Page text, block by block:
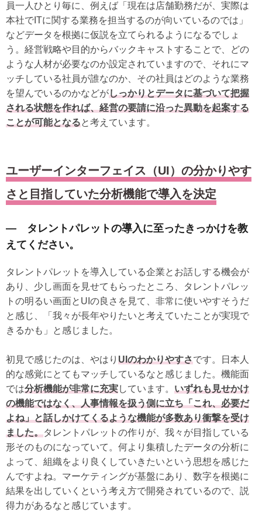
員一人ひとり毎に、例えば「現在は店舗勤務だが、実際は
本社でITに関する業務を担当するのが向いているのでは」
などデータを根拠に仮説を立てられるようになるでしょ
う。経営戦略や目的からバックキャストすることで、どの
ような人材が必要なのか設定されていますので、それにマ
ッチしている社員が誰なのか、その社員はどのような業務
を望んでいるのかなどがしっかりとデータに基づいて把握
される状態を作れば、経営の要請に沿った異動を起案する
ことが可能となると考えています。
ユーザーインターフェイス（UI）の分かりやす
さと目指していた分析機能で導入を決定
― タレントパレットの導入に至ったきっかけを教
えてください。
タレントパレットを導入している企業とお話しする機会が
あり、少し画面を見せてもらったところ、タレントパレッ
トの明るい画面とUIの良さを見て、非常に使いやすそうだ
と感じ、「我々が長年やりたいと考えていたことが実現で
きるかも」と感じました。
初見で感じたのは、やはり UIのわかりやすさです。日本人
的な感覚にとてもマッチしているなと感じました。機能面
では分析機能が非常に充実しています。 いずれも見せかけ
の機能ではなく、人事情報を扱う側に立ち「これ、必要だ
よね」と話しかけてくるような機能が多数あり衝撃を受け
ました。タレントパレットの作りが、我々が目指している
形そのものになっていて。何より集積したデータの分析に
よって、組織をより良くしていきたいという思想を感じた
んですよね。マーケティングが基盤にあり、数字を根拠に
結果を出していくという考え方で開発されているので、説
得力があるなと感じています。